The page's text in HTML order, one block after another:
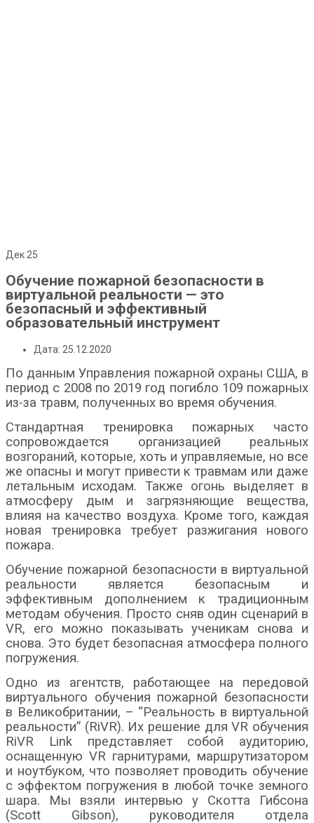
Дек 25
Обучение пожарной безопасности в
виртуальной реальности — это
безопасный и эффективный
образовательный инструмент
Дата: 25.12.2020
По данным Управления пожарной охраны США, в
период с 2008 по 2019 год погибло 109 пожарных
из-за травм, полученных во время обучения.
Стандартная тренировка пожарных часто
сопровождается организацией реальных
возгораний, которые, хоть и управляемые, но все
же опасны и могут привести к травмам или даже
летальным исходам. Также огонь выделяет в
атмосферу дым и загрязняющие вещества,
влияя на качество воздуха. Кроме того, каждая
новая тренировка требует разжигания нового
пожара.
Обучение пожарной безопасности в виртуальной
реальности является безопасным и
эффективным дополнением к традиционным
методам обучения. Просто сняв один сценарий в
VR, его можно показывать ученикам снова и
снова. Это будет безопасная атмосфера полного
погружения.
Одно из агентств, работающее на передовой
виртуального обучения пожарной безопасности
в Великобритании, – “Реальность в виртуальной
реальности” (RiVR). Их решение для VR обучения
RiVR Link представляет собой аудиторию,
оснащенную VR гарнитурами, маршрутизатором
и ноутбуком, что позволяет проводить обучение
с эффектом погружения в любой точке земного
шара. Мы взяли интервью у Скотта Гибсона
(Scott Gibson), руководителя отдела